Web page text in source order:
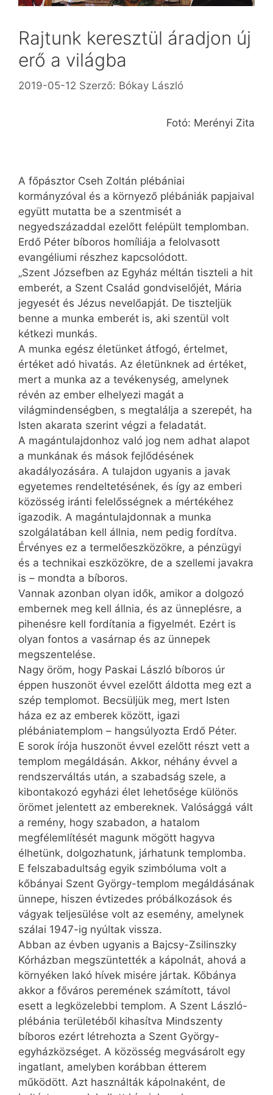
Rajtunk keresztül áradjon új
erő a világba
2019-05-12 Szerző: Bókay László
Fotó: Merényi Zita
A főpásztor Cseh Zoltán plébániai
kormányzóval és a környező plébániák papjaival
együtt mutatta be a szentmisét a
negyedszázaddal ezelőtt felépült templomban.
Erdő Péter bíboros homíliája a felolvasott
evangéliumi részhez kapcsolódott.
„Szent Józsefben az Egyház méltán tiszteli a hit
emberét, a Szent Család gondviselőjét, Mária
jegyesét és Jézus nevelőapját. De tiszteljük
benne a munka emberét is, aki szentül volt
kétkezi munkás.
A munka egész életünket átfogó, értelmet,
értéket adó hivatás. Az életünknek ad értéket,
mert a munka az a tevékenység, amelynek
révén az ember elhelyezi magát a
világmindenségben, s megtalálja a szerepét, ha
Isten akarata szerint végzi a feladatát.
A magántulajdonhoz való jog nem adhat alapot
a munkának és mások fejlődésének
akadályozására. A tulajdon ugyanis a javak
egyetemes rendeltetésének, és így az emberi
közösség iránti felelősségnek a mértékéhez
igazodik. A magántulajdonnak a munka
szolgálatában kell állnia, nem pedig fordítva.
Érvényes ez a termelőeszközökre, a pénzügyi
és a technikai eszközökre, de a szellemi javakra
is – mondta a bíboros.
Vannak azonban olyan idők, amikor a dolgozó
embernek meg kell állnia, és az ünneplésre, a
pihenésre kell fordítania a figyelmét. Ezért is
olyan fontos a vasárnap és az ünnepek
megszentelése.
Nagy öröm, hogy Paskai László bíboros úr
éppen huszonöt évvel ezelőtt áldotta meg ezt a
szép templomot. Becsüljük meg, mert Isten
háza ez az emberek között, igazi
plébániatemplom – hangsúlyozta Erdő Péter.
E sorok írója huszonöt évvel ezelőtt részt vett a
templom megáldásán. Akkor, néhány évvel a
rendszerváltás után, a szabadság szele, a
kibontakozó egyházi élet lehetősége különös
örömet jelentett az embereknek. Valósággá vált
a remény, hogy szabadon, a hatalom
megfélemlítését magunk mögött hagyva
élhetünk, dolgozhatunk, járhatunk templomba.
E felszabadultság egyik szimbóluma volt a
kőbányai Szent György-templom megáldásának
ünnepe, hiszen évtizedes próbálkozások és
vágyak teljesülése volt az esemény, amelynek
szálai 1947-ig nyúltak vissza.
Abban az évben ugyanis a Bajcsy-Zsilinszky
Kórházban megszüntették a kápolnát, ahová a
környéken lakó hívek misére jártak. Kőbánya
akkor a főváros peremének számított, távol
esett a legközelebbi templom. A Szent László-
plébánia területéből kihasítva Mindszenty
bíboros ezért létrehozta a Szent György-
egyházközséget. A közösség megvásárolt egy
ingatlant, amelyben korábban étterem
működött. Azt használták kápolnaként, de